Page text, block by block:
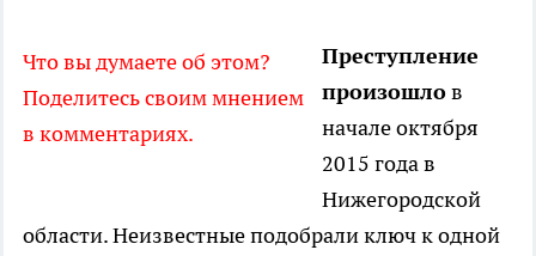
Что вы думаете об этом?
Поделитесь своим мнением
в комментариях.
Преступление
произошлов
начале октября
2015 года в
Нижегородской
области. Неизвестные подобрали ключ к одной